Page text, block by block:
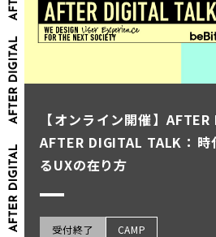
【オンライン開催】
AFTER DIGITAL TALK：
るUXの在り方
受付終了 CAMP